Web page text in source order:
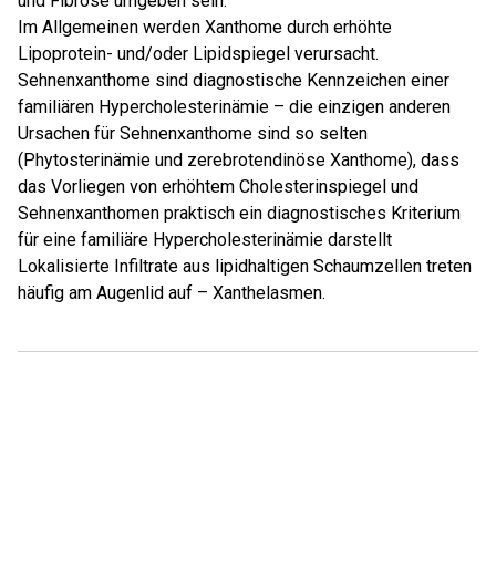
Im Allgemeinen werden Xanthome durch erhöhte
Lipoprotein- und/oder Lipidspiegel verursacht.
Sehnenxanthome sind diagnostische Kennzeichen einer
familiären Hypercholesterinämie – die einzigen anderen
Ursachen für Sehnenxanthome sind so selten
(Phytosterinämie und zerebrotendinöse Xanthome), dass
das Vorliegen von erhöhtem Cholesterinspiegel und
Sehnenxanthomen praktisch ein diagnostisches Kriterium
für eine familiäre Hypercholesterinämie darstellt
Lokalisierte Infiltrate aus lipidhaltigen Schaumzellen treten
häufig am Augenlid auf – Xanthelasmen.